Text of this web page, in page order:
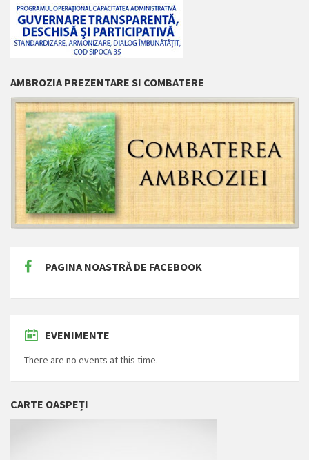
AMBROZIA PREZENTARE SI COMBATERE
PAGINA NOASTRĂ DE FACEBOOK
EVENIMENTE
There are no events at this time.
CARTE OASPEȚI